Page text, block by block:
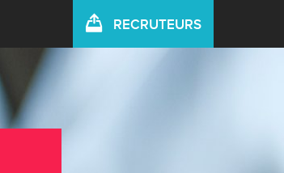
RECRUTEURS